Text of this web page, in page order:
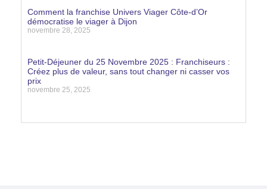
Comment la franchise Univers Viager Côte-d’Or
démocratise le viager à Dijon
novembre 28, 2025
Petit-Déjeuner du 25 Novembre 2025 : Franchiseurs :
Créez plus de valeur, sans tout changer ni casser vos
prix
novembre 25, 2025